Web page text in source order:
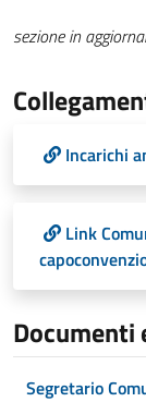
sezione in
Incarichi
Link
Documenti
Segretario